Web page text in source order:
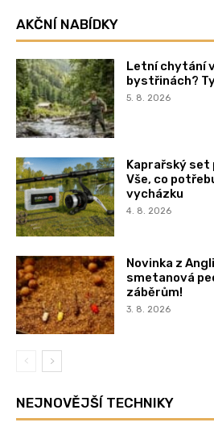
AKČNÍ NABÍDKY
Letní chytání
bystřinách?
5. 8. 2026
Kaprařský set
Vše, co
vycházku
4. 8. 2026
Novinka z
smetanová
záběrům!
3. 8. 2026
NEJNOVĚJŠÍ TECHNIKY